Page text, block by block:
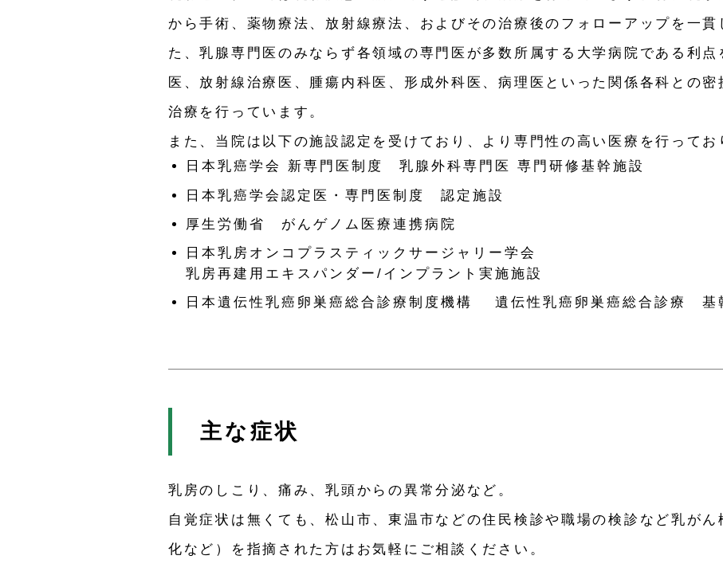
から手術、薬物療法、放射線療法、およびその治療後のフォローアップを一貫
た、乳腺専門医のみならず各領域の専門医が多数所属する大学病院である利
医、放射線治療医、腫瘍内科医、形成外科医、病理医といった関係各科との密
治療を行っています。
また、当院は以下の施設認定を受けており、より専門性の高い医療を行ってお
日本乳癌学会 新専門医制度 乳腺外科専門医 専門研修基幹施設
日本乳癌学会認定医・専門医制度 認定施設
厚生労働省 がんゲノム医療連携病院
日本乳房オンコプラスティックサージャリー学会
乳房再建用エキスパンダー/インプラント実施施設
日本遺伝性乳癌卵巣癌総合診療制度機構 遺伝性乳癌卵巣癌総合診療 基
主な症状
乳房のしこり、痛み、乳頭からの異常分泌など。
自覚症状は無くても、松山市、東温市などの住民検診や職場の検診など乳がん
化など）を指摘された方はお気軽にご相談ください。